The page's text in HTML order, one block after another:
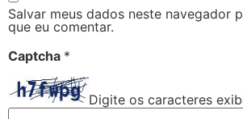
Salvar meus dados neste navegador
que eu comentar.
Captcha *
Digite os caracteres